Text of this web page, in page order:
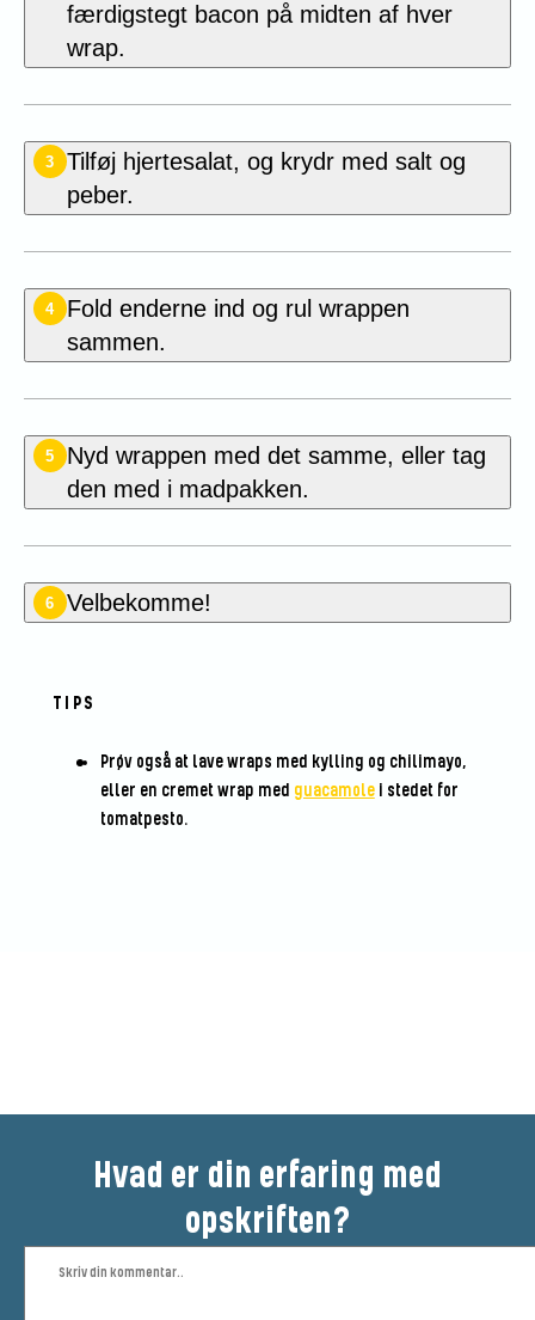
færdigstegt bacon på midten af hver
wrap.
3
Tilføj hjertesalat, og krydr med salt og
peber.
4
Fold enderne ind og rul wrappen
sammen.
5
Nyd wrappen med det samme, eller tag
den med i madpakken.
6 Velbekomme!
TIPS
Prøv også at lave wraps med kylling og chilimayo,
eller en cremet wrap med guacamolei stedet for
tomatpesto.
Hvad er din erfaring med
opskriften?